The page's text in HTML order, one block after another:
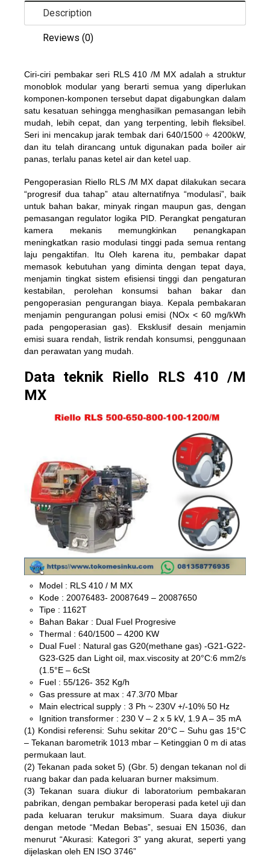
Description
Reviews (0)
Ciri-ciri pembakar seri RLS 410 /M MX adalah a struktur
monoblok modular yang berarti semua yang diperlukan
komponen-komponen tersebut dapat digabungkan dalam
satu kesatuan sehingga menghasilkan pemasangan lebih
mudah, lebih cepat, dan yang terpenting, lebih fleksibel.
Seri ini mencakup jarak tembak dari 640/1500 ÷ 4200kW,
dan itu telah dirancang untuk digunakan pada boiler air
panas, terlalu panas ketel air dan ketel uap.
Pengoperasian Riello RLS /M MX dapat dilakukan secara
“progresif dua tahap” atau alternatifnya “modulasi”, baik
untuk bahan bakar, minyak ringan maupun gas, dengan
pemasangan regulator logika PID. Perangkat pengaturan
kamera mekanis memungkinkan penangkapan
meningkatkan rasio modulasi tinggi pada semua rentang
laju pengaktifan. Itu Oleh karena itu, pembakar dapat
memasok kebutuhan yang diminta dengan tepat daya,
menjamin tingkat sistem efisiensi tinggi dan pengaturan
kestabilan, perolehan konsumsi bahan bakar dan
pengoperasian pengurangan biaya. Kepala pembakaran
menjamin pengurangan polusi emisi (NOx < 60 mg/kWh
pada pengoperasian gas). Eksklusif desain menjamin
emisi suara rendah, listrik rendah konsumsi, penggunaan
dan perawatan yang mudah.
Data teknik Riello RLS 410 /M
MX
Model : RLS 410 / M MX
Kode : 20076483- 20087649 – 20087650
Tipe : 1162T
Bahan Bakar : Dual Fuel Progresive
Thermal : 640/1500 – 4200 KW
Dual Fuel : Natural gas G20(methane gas) -G21-G22-
G23-G25 dan Light oil, max.viscosity at 20°C:6 mm2/s
(1.5°E – 6cSt
Fuel : 55/126- 352 Kg/h
Gas pressure at max : 47.3/70 Mbar
Main electrical supply : 3 Ph ~ 230V +/-10% 50 Hz
Ignition transformer : 230 V – 2 x 5 kV, 1.9 A – 35 mA
(1) Kondisi referensi: Suhu sekitar 20°C – Suhu gas 15°C
– Tekanan barometrik 1013 mbar – Ketinggian 0 m di atas
permukaan laut.
(2) Tekanan pada soket 5) (Gbr. 5) dengan tekanan nol di
ruang bakar dan pada keluaran burner maksimum.
(3) Tekanan suara diukur di laboratorium pembakaran
pabrikan, dengan pembakar beroperasi pada ketel uji dan
pada keluaran terukur maksimum. Suara daya diukur
dengan metode “Medan Bebas”, sesuai EN 15036, dan
menurut “Akurasi: Kategori 3” yang akurat, seperti yang
dijelaskan oleh EN ISO 3746”